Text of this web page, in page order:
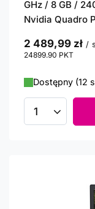
GHz / 8 GB /
Nvidia Quadro
2 489,99 zł /
24899.90 PKT
Dostępny (12
Ilość